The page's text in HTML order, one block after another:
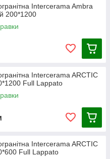
Intercerama Ambra
200*1200
Intercerama ARCTIC
Full Lappato
Intercerama ARCTIC
Full Lappato